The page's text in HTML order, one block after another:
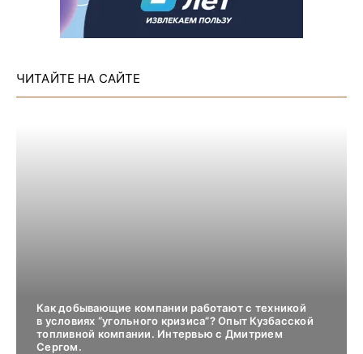
ЧИТАЙТЕ НА САЙТЕ
Как добывающие компании работают с техникой
в условиях “угольного кризиса”? Опыт Кузбасской
топливной компании. Интервью с Дмитрием
Сергом.